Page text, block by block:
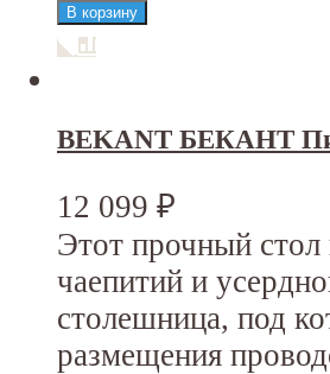
BEKANT БЕКАНТ
12 099 ₽
Этот прочный
чаепитий и
столешница, под
размещения